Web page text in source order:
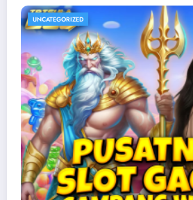
UNCATEGORIZED